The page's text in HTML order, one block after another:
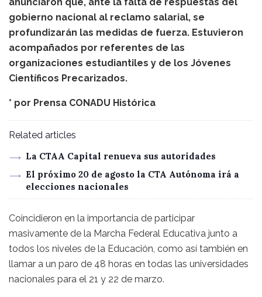
gobierno nacional al reclamo salarial, se
profundizarán las medidas de fuerza. Estuvieron
acompañados por referentes de las
organizaciones estudiantiles y de los Jóvenes
Científicos Precarizados.
* por Prensa CONADU Histórica
Related articles
La CTAA Capital renueva sus autoridades
El próximo 20 de agosto la CTA Autónoma irá a
elecciones nacionales
Coincidieron en la importancia de participar
masivamente de la Marcha Federal Educativa junto a
todos los niveles de la Educación, como así también en
llamar a un paro de 48 horas en todas las universidades
nacionales para el 21 y 22 de marzo.